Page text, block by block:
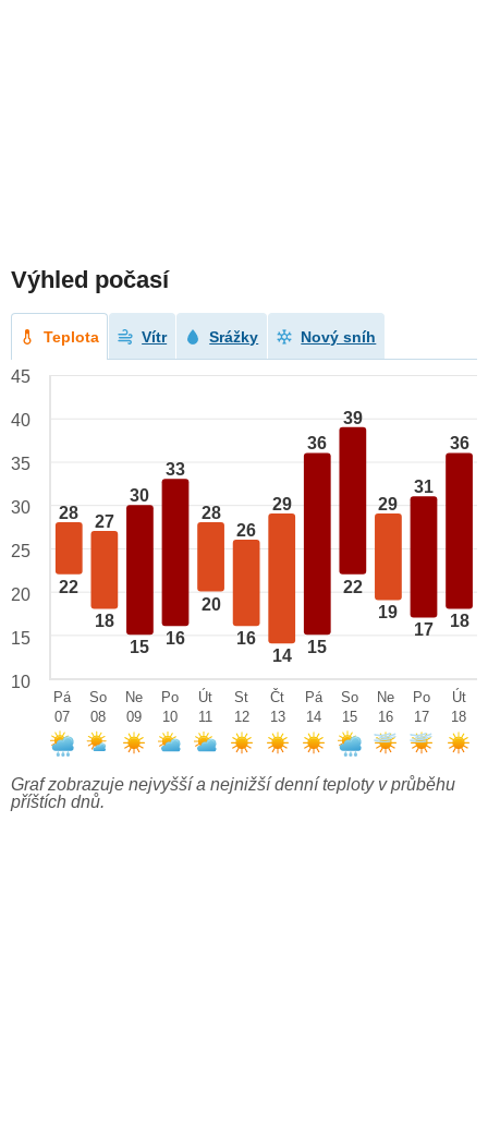
Výhled počasí
Teplota Vítr Srážky Nový sníh
28
22
27
18
30
15
33
16
28
20
26
16
29
14
36
15
39
22
29
19
31
17
36
18
45
40
35
30
25
20
15
10
Pá
07
So
08
Ne
09
Po
10
Út
11
St
12
Čt
13
Pá
14
So
15
Ne
16
Po
17
Út
18
Graf zobrazuje nejvyšší a nejnižší denní teploty v průběhu
příštích dnů.